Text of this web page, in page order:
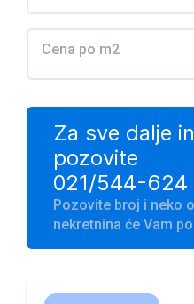
Cena po m2
Za sve dalje
pozovite
021/544-624
Pozovite broj i neko
nekretnina će Vam